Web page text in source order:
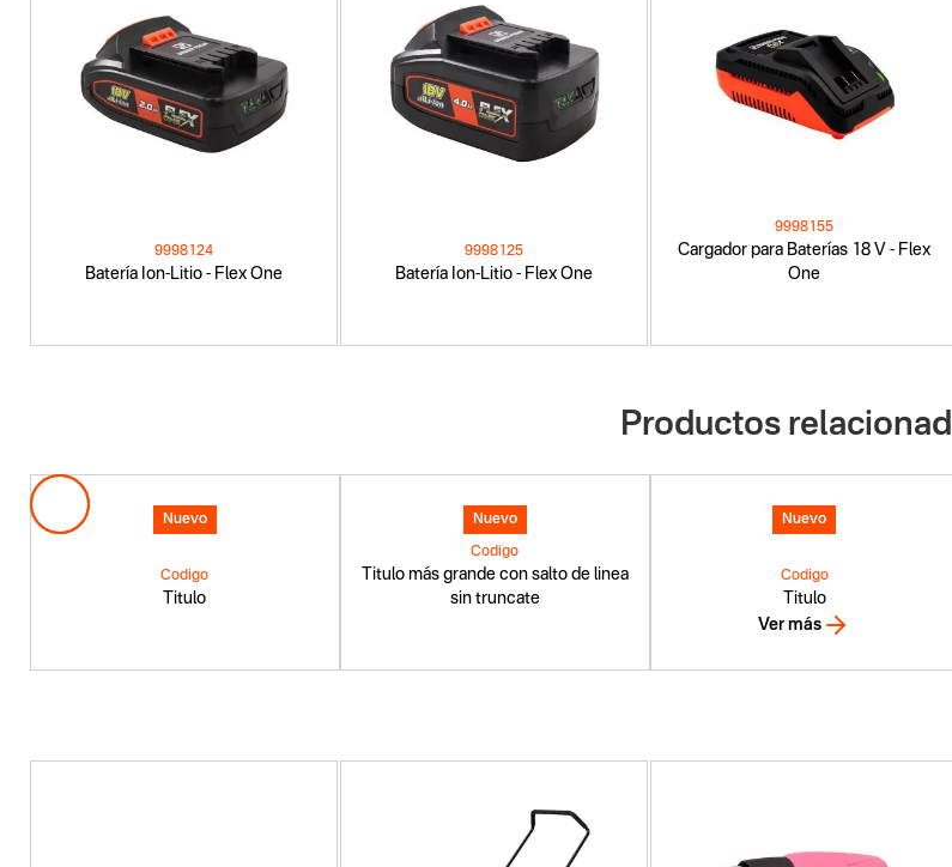
Batería Ion-Litio - Flex One
9998124
Batería Ion-Litio - Flex One
9998125
Cargador para Baterías 18 V - Flex
One
9998155
Productos
Nuevo
Titulo
Codigo
Nuevo
Titulo más grande con salto de linea
sin truncate
Codigo
Nuevo
Titulo
Codigo
Ver más